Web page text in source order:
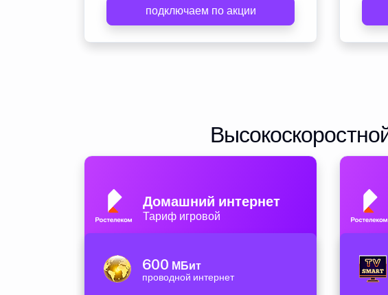
подключаем по акции
Домашний интернет
Тариф игровой
600 МБит
проводной интернет